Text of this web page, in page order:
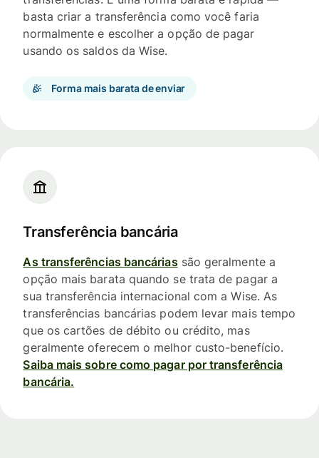
basta criar a transferência como você faria
normalmente e escolher a opção de pagar
usando os saldos da Wise.
Forma mais barata de enviar
Transferência bancária
As transferências bancáriassão geralmente a
opção mais barata quando se trata de pagar a
sua transferência internacional com a Wise. As
transferências bancárias podem levar mais tempo
que os cartões de débito ou crédito, mas
geralmente oferecem o melhor custo-benefício.
Saiba mais sobre como pagar por transferência
bancária.